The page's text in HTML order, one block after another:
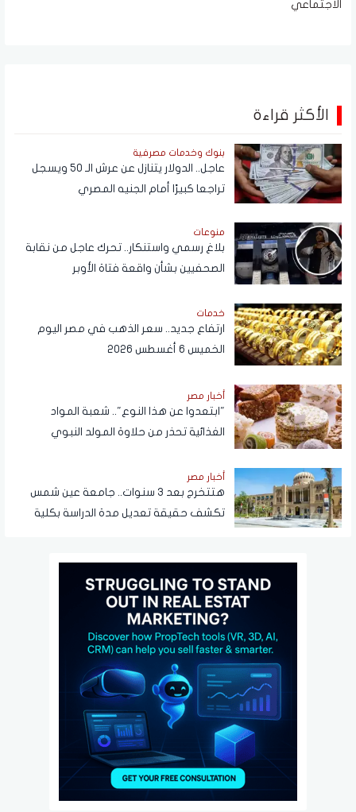
الاجتماعي
الأكثر قراءة
بنوك وخدمات مصرفية
عاجل.. الدولار يتنازل عن عرش الـ 50 ويسجل
تراجعا كبيرًا أمام الجنيه المصري
منوعات
بلاغ رسمي واستنكار.. تحرك عاجل من نقابة
الصحفيين بشأن واقعة فتاة الأوبر
خدمات
ارتفاع جديد.. سعر الذهب في مصر اليوم
الخميس 6 أغسطس 2026
أخبار مصر
"ابتعدوا عن هذا النوع".. شعبة المواد
الغذائية تحذر من حلاوة المولد النبوي
أخبار مصر
هتتخرج بعد 3 سنوات.. جامعة عين شمس
تكشف حقيقة تعديل مدة الدراسة بكلية